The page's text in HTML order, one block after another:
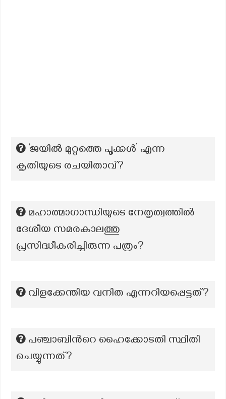
‘ജയിൽ മുറ്റത്തെ പൂക്കൾ’ എന്ന
കൃതിയുടെ രചയിതാവ്?
മഹാത്മാഗാന്ധിയുടെ നേതൃത്വത്തിൽ
ദേശീയ സമരകാലത്തു
പ്രസിദ്ധീകരിച്ചിരുന്ന പത്രം?
വിളക്കേന്തിയ വനിത എന്നറിയപ്പെട്ടത്?
പഞ്ചാബിന്‍റെ ഹൈക്കോടതി സ്ഥിതി
ചെയ്യുന്നത്?